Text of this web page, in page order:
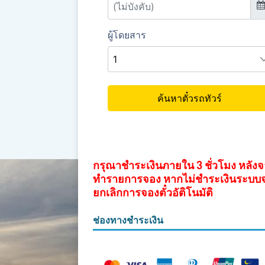
กรุณาชำระเงินภายใน 3 ชั่วโมง หลัง
ทำรายการจอง หากไม่ชำระเงินระบบ
ยกเลิกการจองตั๋วอัติโนมัติ
ช่องทางชำระเงิน